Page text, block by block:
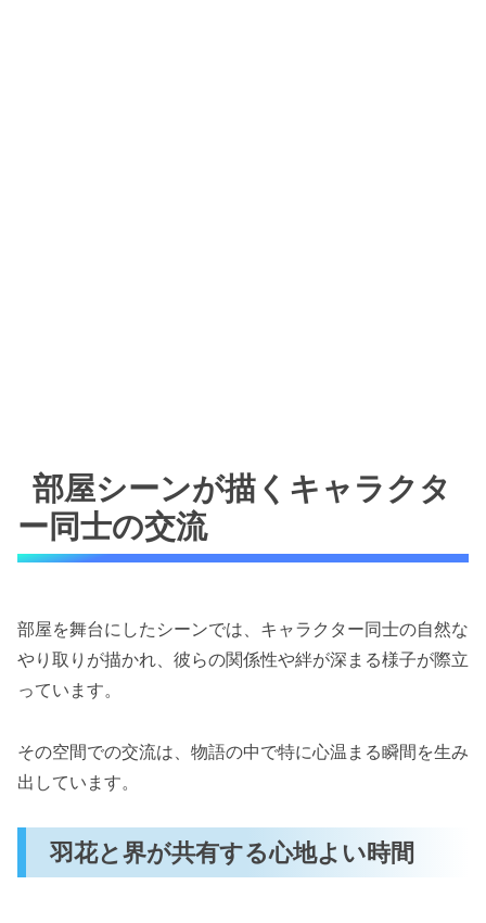
部屋シーンが描くキャラクタ
ー同士の交流
部屋を舞台にしたシーンでは、キャラクター同士の自然な
やり取りが描かれ、彼らの関係性や絆が深まる様子が際立
っています。
その空間での交流は、物語の中で特に心温まる瞬間を生み
出しています。
羽花と界が共有する心地よい時間